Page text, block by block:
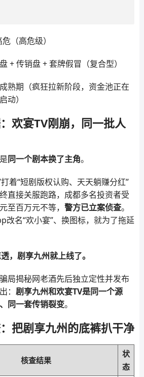
（高危级）
+ 传销盘 + 套牌假冒（复合型）
熟期（疯狂拉新阶段，资金池正在
动）
欢宴TV刚崩，同一批人
同一个剧本换了主角。
着“短剧版权认购、天天躺赚分红”
直接关服跑路，成都多名投资者受
至百万元不等， 警方已立案侦查。
改名“欢小宴”、换图标，就为了拖延
，剧享九州就上线了。
局揭秘网老酒先后独立定性并发布
： 剧享九州和欢宴TV是同一个源
同一套传销裂变。
把剧享九州的底裤扒干净
核查结果
状
态